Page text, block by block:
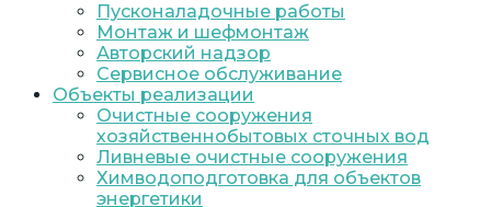
Пусконаладочные работы
Монтаж и шефмонтаж
Авторский надзор
Сервисное обслуживание
Объекты реализации
Очистные сооружения
хозяйственнобытовых сточных вод
Ливневые очистные сооружения
Химводоподготовка для объектов
энергетики